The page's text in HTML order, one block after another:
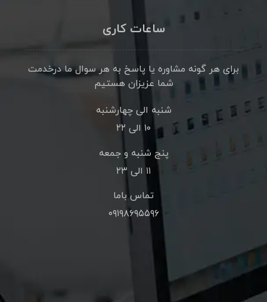
ساعات کاری
برای هر گونه مشاوره یا پاسخ به هر سوال ما درخدمت
شما عزیزان هستیم
شنبه الی چهارشنبه
۱۰ الی ۲۲
پنج شنبه و جمعه
۱۱ الی ۲۳
تماس باما
۰۹۱۹۸۶۹۵۵۹۶